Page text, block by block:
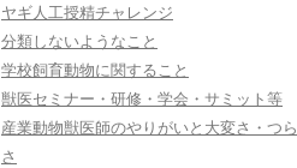
ヤギ人工授精チャレンジ
分類しないようなこと
学校飼育動物に関すること
獣医セミナー・研修・学会・サミット等
産業動物獣医師のやりがいと大変さ・つら
さ